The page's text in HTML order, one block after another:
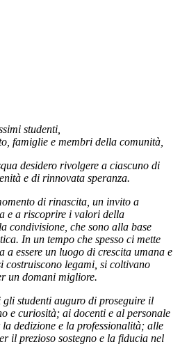
studenti,
famiglie e membri della comunità,
desidero rivolgere a ciascuno di
e di rinnovata speranza.
di rinascita, un invito a
e a riscoprire i valori della
condivisione, che sono alla base
In un tempo che spesso ci mette
essere un luogo di crescita umana e
costruiscono legami, si coltivano
un domani migliore.
gli studenti auguro di proseguire il
e curiosità; ai docenti e al personale
dedizione e la professionalità; alle
il prezioso sostegno e la fiducia nel